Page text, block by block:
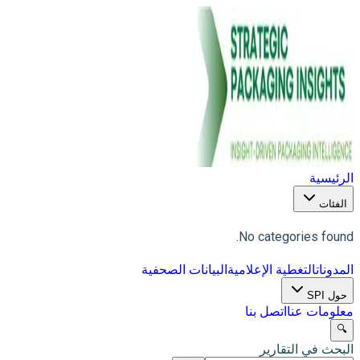
الرئيسية
الفئات
No categories found.
المدوناتالتغطية الإعلاميةالبيانات الصحفية
حول SPI
معلومات عنااتصل بنا
🔍
البحث في التقارير